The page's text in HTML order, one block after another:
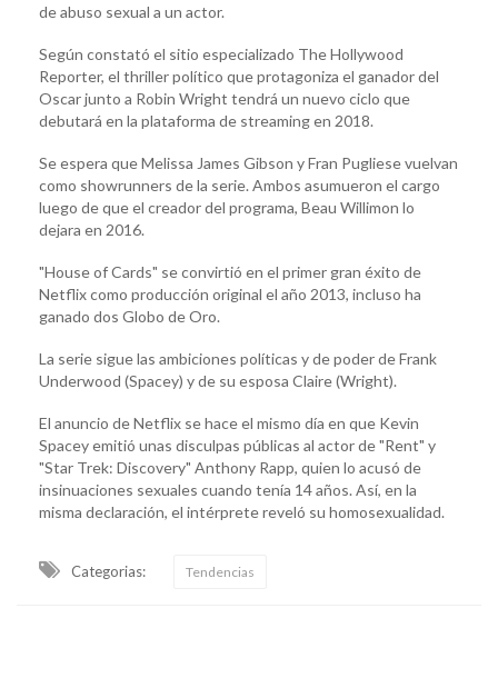
de abuso sexual a un actor.
Según constató el sitio especializado The Hollywood
Reporter, el thriller político que protagoniza el ganador del
Oscar junto a Robin Wright tendrá un nuevo ciclo que
debutará en la plataforma de streaming en 2018.
Se espera que Melissa James Gibson y Fran Pugliese vuelvan
como showrunners de la serie. Ambos asumueron el cargo
luego de que el creador del programa, Beau Willimon lo
dejara en 2016.
"House of Cards" se convirtió en el primer gran éxito de
Netflix como producción original el año 2013, incluso ha
ganado dos Globo de Oro.
La serie sigue las ambiciones políticas y de poder de Frank
Underwood (Spacey) y de su esposa Claire (Wright).
El anuncio de Netflix se hace el mismo día en que Kevin
Spacey emitió unas disculpas públicas al actor de "Rent" y
"Star Trek: Discovery" Anthony Rapp, quien lo acusó de
insinuaciones sexuales cuando tenía 14 años. Así, en la
misma declaración, el intérprete reveló su homosexualidad.
Categorias: Tendencias